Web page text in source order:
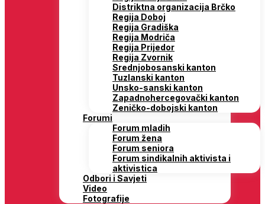
Distriktna organizacija Brčko
Regija Doboj
Regija Gradiška
Regija Modriča
Regija Prijedor
Regija Zvornik
Srednjobosanski kanton
Tuzlanski kanton
Unsko-sanski kanton
Zapadnohercegovački kanton
Zeničko-dobojski kanton
Forumi
Forum mladih
Forum žena
Forum seniora
Forum sindikalnih aktivista i
aktivistica
Odbori i Savjeti
Video
Fotografije